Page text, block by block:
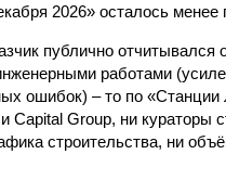
2026» осталось менее
публично отчитывался
работами
ошибок) – то по
Capital Group, ни кураторы
строительства, ни